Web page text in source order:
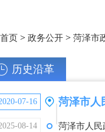
首页> 政务公开> 菏泽市
历史沿革
07-16
08-14 菏泽市人民